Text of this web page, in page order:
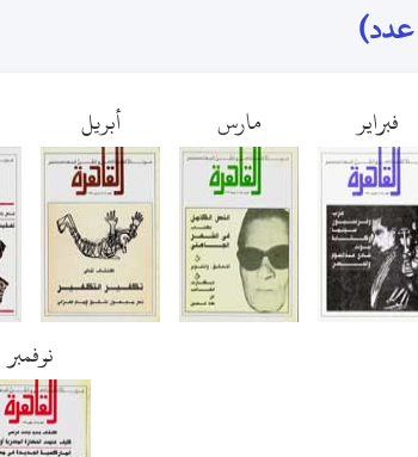
فبراير مارس أبريل
نوفمبر